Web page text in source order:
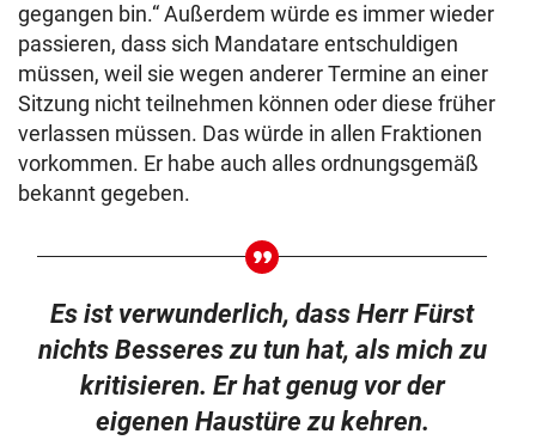
gegangen bin.“ Außerdem würde es immer wieder
passieren, dass sich Mandatare entschuldigen
müssen, weil sie wegen anderer Termine an einer
Sitzung nicht teilnehmen können oder diese früher
verlassen müssen. Das würde in allen Fraktionen
vorkommen. Er habe auch alles ordnungsgemäß
bekannt gegeben.
Es ist verwunderlich, dass Herr Fürst
nichts Besseres zu tun hat, als mich zu
kritisieren. Er hat genug vor der
eigenen Haustüre zu kehren.